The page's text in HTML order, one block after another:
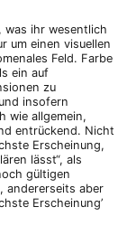
was ihr wesentlich
um einen visuellen
Feld. Farbe
ein auf
zu
insofern
wie allgemein,
entrückend. Nicht
Erscheinung,
lässt“, als
gültigen
andererseits aber
Erscheinung’